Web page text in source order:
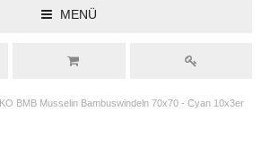
MENÜ
BMB Musselin Bambuswindeln 70x70 - Cyan 10x3er